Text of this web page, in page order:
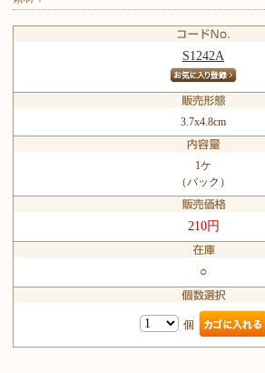
S1242A
3.7x4.8cm
1ケ
（パック）
210円
○
個